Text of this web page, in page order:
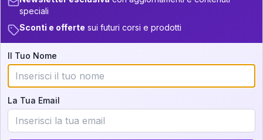
aggiornamenti quando sarà disponibile.
Cosa scoprirete nella vostra
interpretazione:
💕 Come rafforzare la vostra unione
speciali
Sconti e offerte sui futuri corsi e prodotti
Il Tuo Nome
La Tua Email